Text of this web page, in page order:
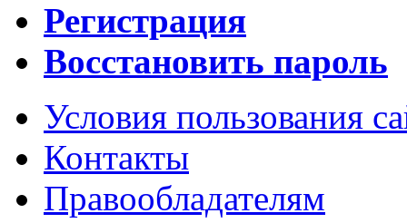
Регистрация
Восстановить пароль
Условия пользования
Контакты
Правообладателям